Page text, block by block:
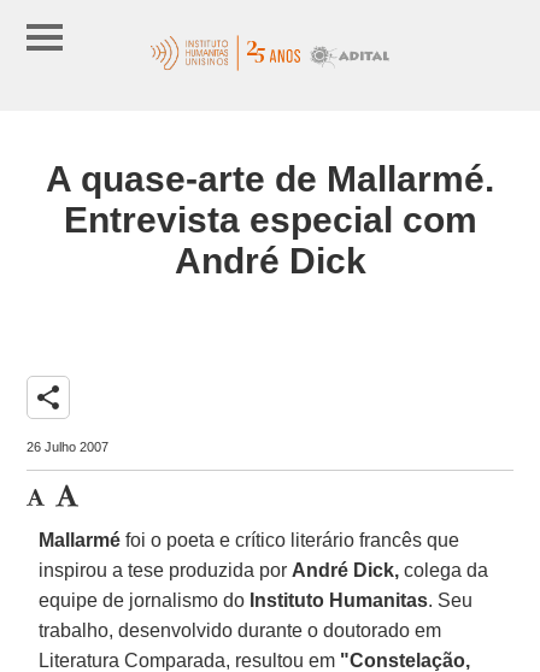
A quase-arte de Mallarmé.
Entrevista especial com
André Dick
share
26 Julho 2007
Mallarmé foi o poeta e crítico literário francês que
inspirou a tese produzida por André Dick,colega da
equipe de jornalismo do Instituto Humanitas. Seu
trabalho, desenvolvido durante o doutorado em
Literatura Comparada, resultou em "Constelação,